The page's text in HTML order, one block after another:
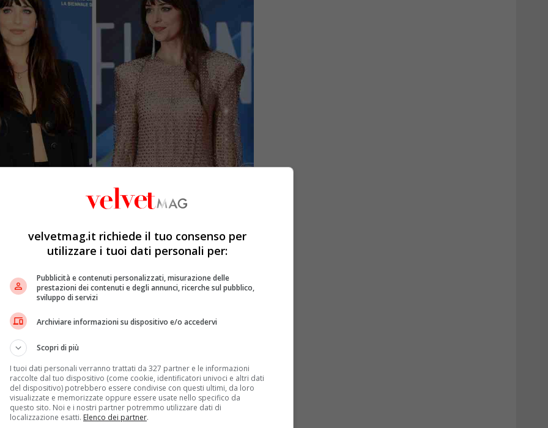
ha potuto ampliare sempre più la sua filmografia
Suspiria, 7 sconosciuti a El Royale, In viaggio verso
. Negli ultimi anni è apparsa in
nell’universo Marvel recitando inMadame Web
ha stregato la cronaca rosa con la sua
dei Coldplay.
velvetmag.it richiede il tuo consenso per
utilizzare i tuoi dati personali per:
Pubblicità e contenuti personalizzati, misurazione delle
prestazioni dei contenuti e degli annunci, ricerche sul pubblico,
sviluppo di servizi
Archiviare informazioni su dispositivo e/o accedervi
Scopri di più
I tuoi dati personali verranno trattati da 327 partner e le informazioni
raccolte dal tuo dispositivo (come cookie, identificatori univoci e altri dati
del dispositivo) potrebbero essere condivise con questi ultimi, da loro
visualizzate e memorizzate oppure essere usate nello specifico da
questo sito. Noi e i nostri partner potremmo utilizzare dati di
localizzazione esatti. Elenco dei partner.